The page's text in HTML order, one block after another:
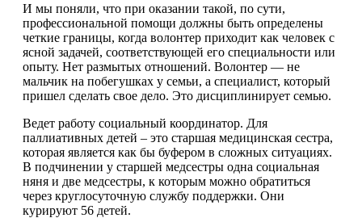
И мы поняли, что при оказании такой, по сути,
профессиональной помощи должны быть определены
четкие границы, когда волонтер приходит как человек с
ясной задачей, соответствующей его специальности или
опыту. Нет размытых отношений. Волонтер — не
мальчик на побегушках у семьи, а специалист, который
пришел сделать свое дело. Это дисциплинирует семью.
Ведет работу социальный координатор. Для
паллиативных детей – это старшая медицинская сестра,
которая является как бы буфером в сложных ситуациях.
В подчинении у старшей медсестры одна социальная
няня и две медсестры, к которым можно обратиться
через круглосуточную службу поддержки. Они
курируют 56 детей.